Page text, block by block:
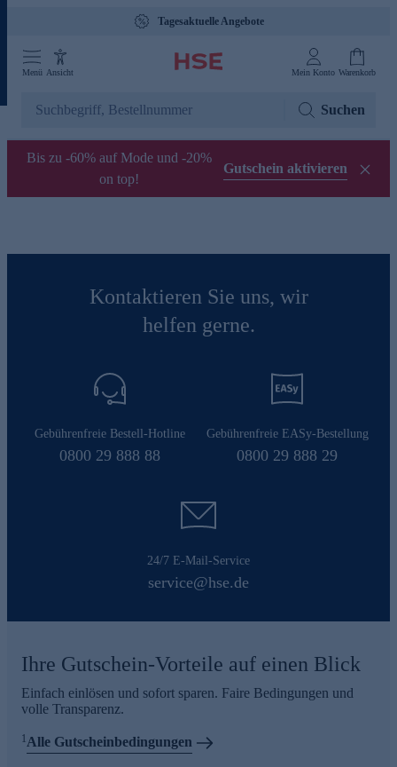
Tagesaktuelle Angebote
Menü Ansicht Mein Konto Warenkorb
Suchen
Bis zu -60% auf Mode und -20%
on top!
Gutschein aktivieren
Kontaktieren Sie uns, wir
helfen gerne.
Gebührenfreie Bestell-Hotline
0800 29 888 88
Gebührenfreie EASy-Bestellung
0800 29 888 29
24/7 E-Mail-Service
service@hse.de
Ihre Gutschein-Vorteile auf einen Blick
Einfach einlösen und sofort sparen. Faire Bedingungen und
volle Transparenz.
1Alle Gutscheinbedingungen